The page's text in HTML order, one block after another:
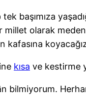
başımıza
millet olarak
kafasına
kısa ve kestirme
bilmiyorum.